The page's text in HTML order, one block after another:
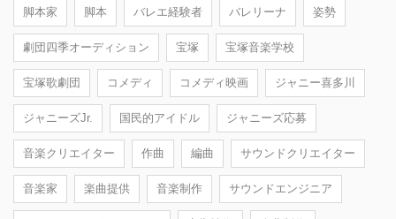
脚本家 脚本 バレエ経験者 バレリーナ 姿勢
劇団四季オーディション 宝塚 宝塚音楽学校
宝塚歌劇団 コメディ コメディ映画 ジャニー喜多川
ジャニーズJr. 国民的アイドル ジャニーズ応募
音楽クリエイター 作曲 編曲 サウンドクリエイター
音楽家 楽曲提供 音楽制作 サウンドエンジニア